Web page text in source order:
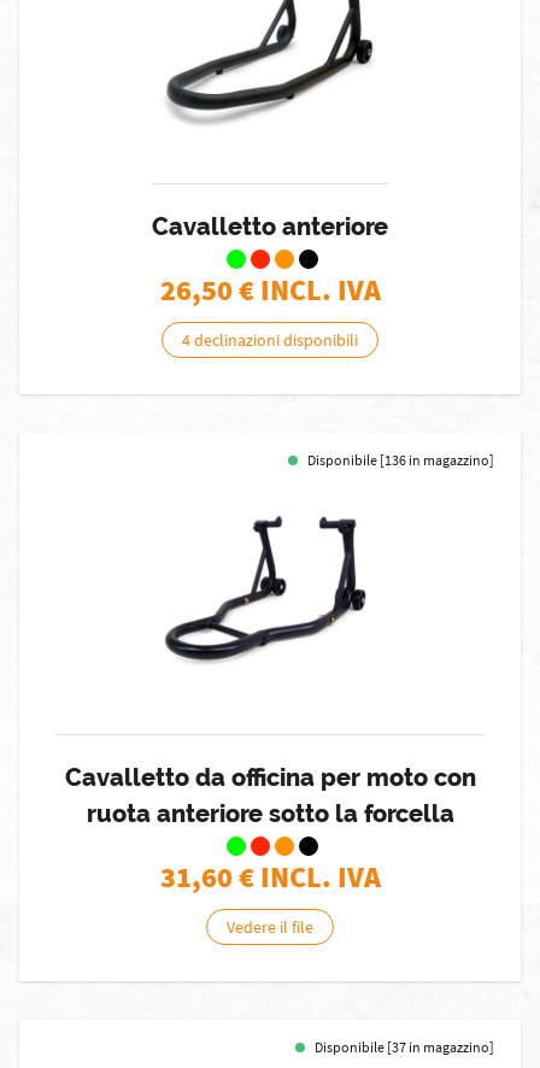
Cavalletto anteriore
26,50€ INCL. IVA
4 declinazioni disponibili
Disponibile [136 in magazzino]
Cavalletto da officina per moto con
ruota anteriore sotto la forcella
31,60€ INCL. IVA
Vedere il file
Disponibile [37 in magazzino]